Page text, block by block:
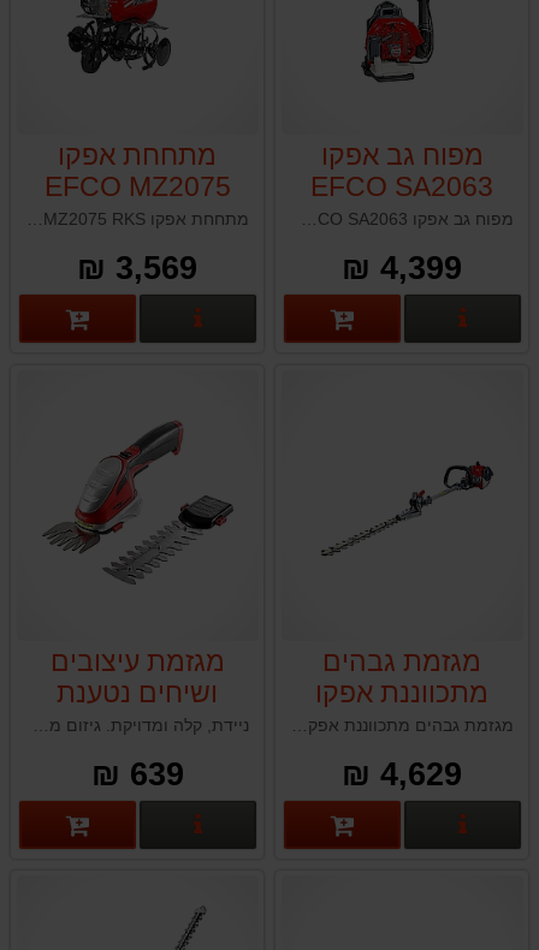
מפוח גב אפקו
EFCO SA2063
4,399 ₪
פרטים נוספים
מתחחת אפקו
EFCO MZ2075
RKS
3,569 ₪
פרטים נוספים
מגזמת גבהים
מתכווננת אפקו
EFCO DS3000HL
4,629 ₪
פרטים נוספים
מגזמת עיצובים
ושיחים נטענת
IKRA GBS 9054
LI
639 ₪
פרטים נוספים